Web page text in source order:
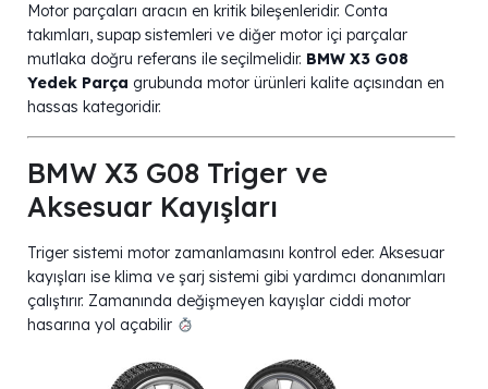
Motor parçaları aracın en kritik bileşenleridir. Conta
takımları, supap sistemleri ve diğer motor içi parçalar
mutlaka doğru referans ile seçilmelidir. BMW X3 G08
Yedek Parça grubunda motor ürünleri kalite açısından en
hassas kategoridir.
BMW X3 G08 Triger ve
Aksesuar Kayışları
Triger sistemi motor zamanlamasını kontrol eder. Aksesuar
kayışları ise klima ve şarj sistemi gibi yardımcı donanımları
çalıştırır. Zamanında değişmeyen kayışlar ciddi motor
hasarına yol açabilir